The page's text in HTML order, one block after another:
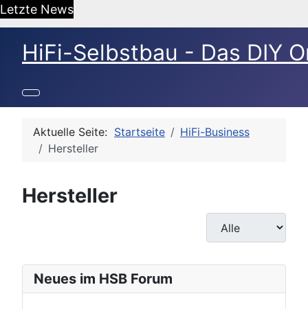
Letzte News
HiFi-Selbstbau - Das DIY
Neues im HSB Forum
Aktuelle Seite: Startseite
HiFi-Business
Hersteller
Hersteller
Anzeige #